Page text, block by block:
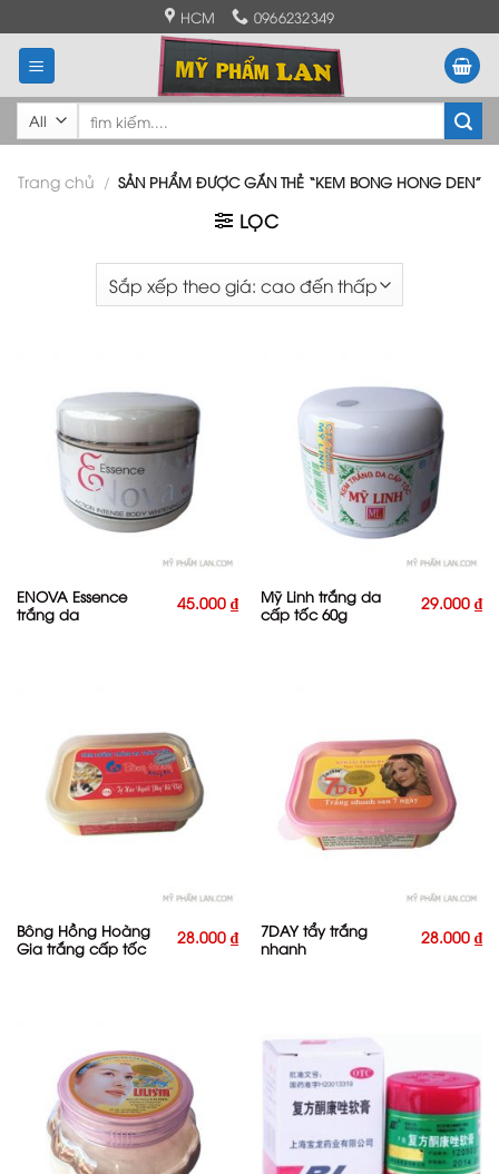
to
content
HCM 0966232349
kiếm:
Trang chủ / SẢN PHẨM ĐƯỢC GẮN THẺ “KEM BONG HONG DEN”
LỌC
ENOVA Essence
trắng da
45.000₫
Mỹ Linh trắng da
cấp tốc 60g
29.000₫
Bông Hồng Hoàng
Gia trắng cấp tốc
28.000₫
7DAY tẩy trắng
nhanh
28.000₫